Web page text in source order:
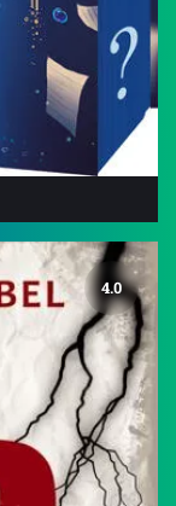
4.0